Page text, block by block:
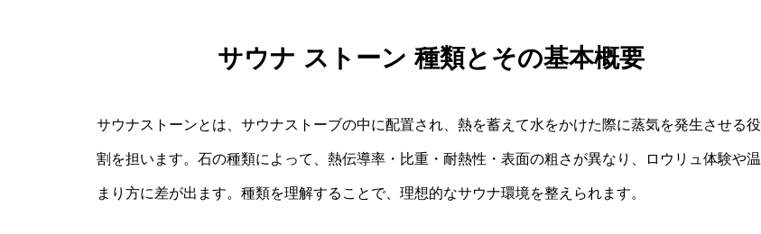
サウナ ストーン 種類とその基本概要
サウナストーンとは、サウナストーブの中に配置され、熱を蓄えて水をかけた際に蒸気を発生させる役
割を担います。石の種類によって、熱伝導率・比重・耐熱性・表面の粗さが異なり、ロウリュ体験や温
まり方に差が出ます。種類を理解することで、理想的なサウナ環境を整えられます。